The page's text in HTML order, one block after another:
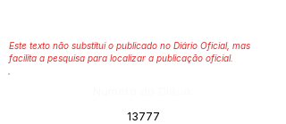
Este texto não substitui o publicado no Diário Oficial, mas
facilita a pesquisa para localizar a publicação oficial.
13777